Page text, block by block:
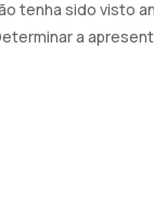
tenha sido visto
a